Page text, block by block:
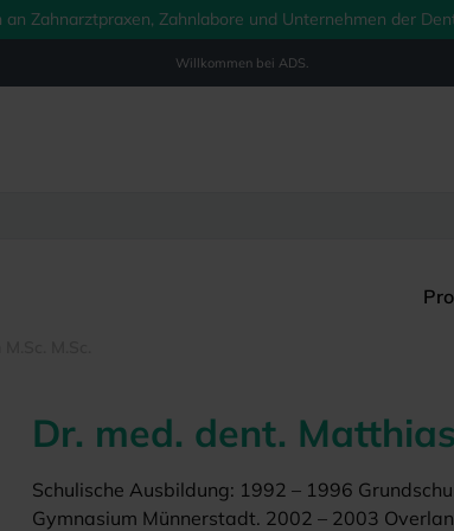
Zahnarztpraxen, Zahnlabore und Unternehmen der
Willkommen bei ADS.
Dr. med. dent.
Schulische Ausbildung: 1992 – 1996
Gymnasium Münnerstadt. 2002 – 2003